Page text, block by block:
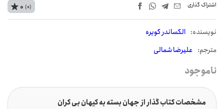
اشتراک‌ گذاری
نويسنده: الکساندر کویره
مترجم: علیرضا شمالی
0 (0)
ناموجود
مشخصات کتاب گذار از جهان بسته به کیهان بی کران